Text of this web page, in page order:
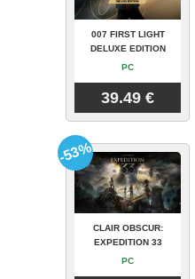
007 FIRST LIGHT
DELUXE EDITION
PC
39.49 €
CLAIR OBSCUR:
EXPEDITION 33
PC
-53%